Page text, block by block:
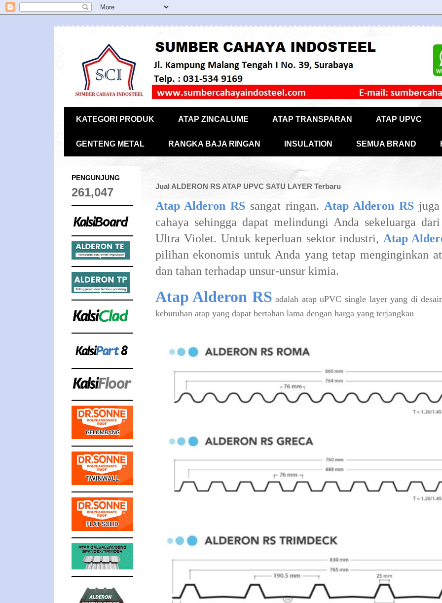
KATEGORI PRODUK ATAP ZINCALUME ATAP TRANSPARAN ATAP UPVC
GENTENG METAL RANGKA BAJA RINGAN INSULATION SEMUA BRAND
Jual ALDERON RS ATAP UPVC SATU LAYER Terbaru
Atap Alderon RS sangat ringan. Atap Alderon RS
cahaya sehingga dapat melindungi Anda sekeluarga
Ultra Violet. Untuk keperluan sektor industri, Atap
pilihan ekonomis untuk Anda yang tetap menginginkan
dan tahan terhadap unsur-unsur kimia.
Atap Alderon RS adalah atap uPVC single layer yang di
kebutuhan atap yang dapat bertahan lama dengan harga yang terjangkau
PENGUNJUNG
261,047